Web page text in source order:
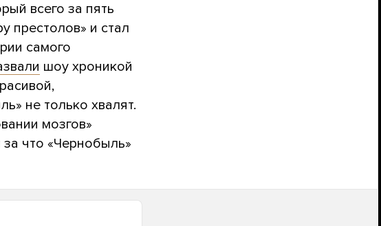
всего за пять
престолов» и стал
самого
шоу хроникой
не только хвалят.
мозгов»
что «Чернобыль»